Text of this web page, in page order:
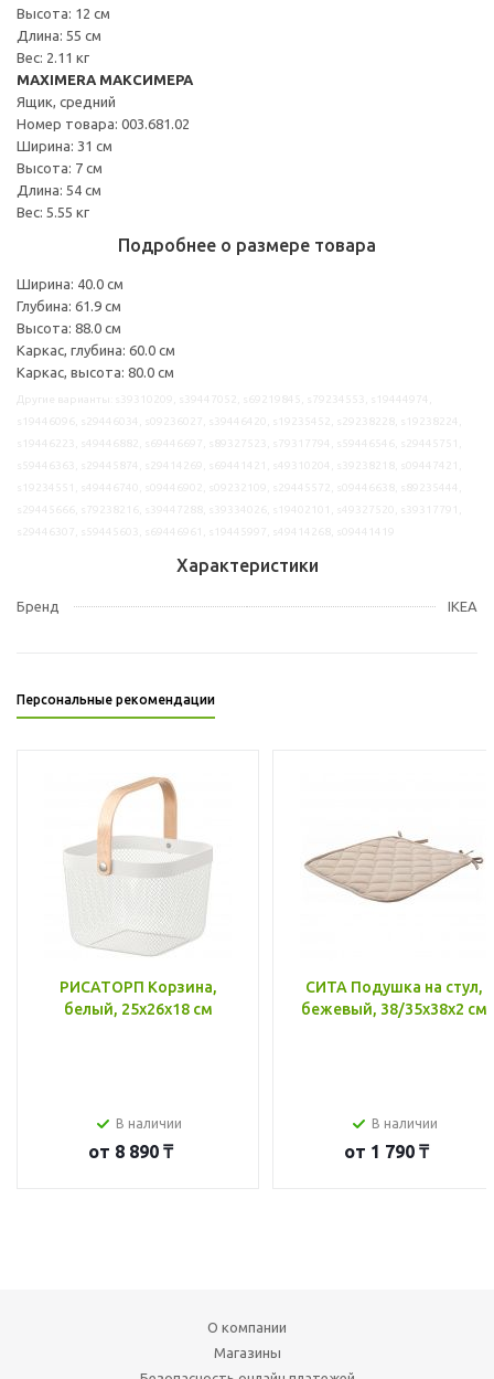
Высота: 12 см
Длина: 55 см
Вес: 2.11 кг
MAXIMERA МАКСИМЕРА
Ящик, средний
Номер товара: 003.681.02
Ширина: 31 см
Высота: 7 см
Длина: 54 см
Вес: 5.55 кг
Подробнее о размере товара
Ширина: 40.0 см
Глубина: 61.9 см
Высота: 88.0 см
Каркас, глубина: 60.0 см
Каркас, высота: 80.0 см
Характеристики
Бренд IKEA
Персональные рекомендации
РИСАТОРП Корзина,
белый, 25x26x18 см
В наличии
от 8 890 ₸
СИТА Подушка на стул,
бежевый, 38/35x38x2 см
В наличии
от 1 790 ₸
О компании
Магазины